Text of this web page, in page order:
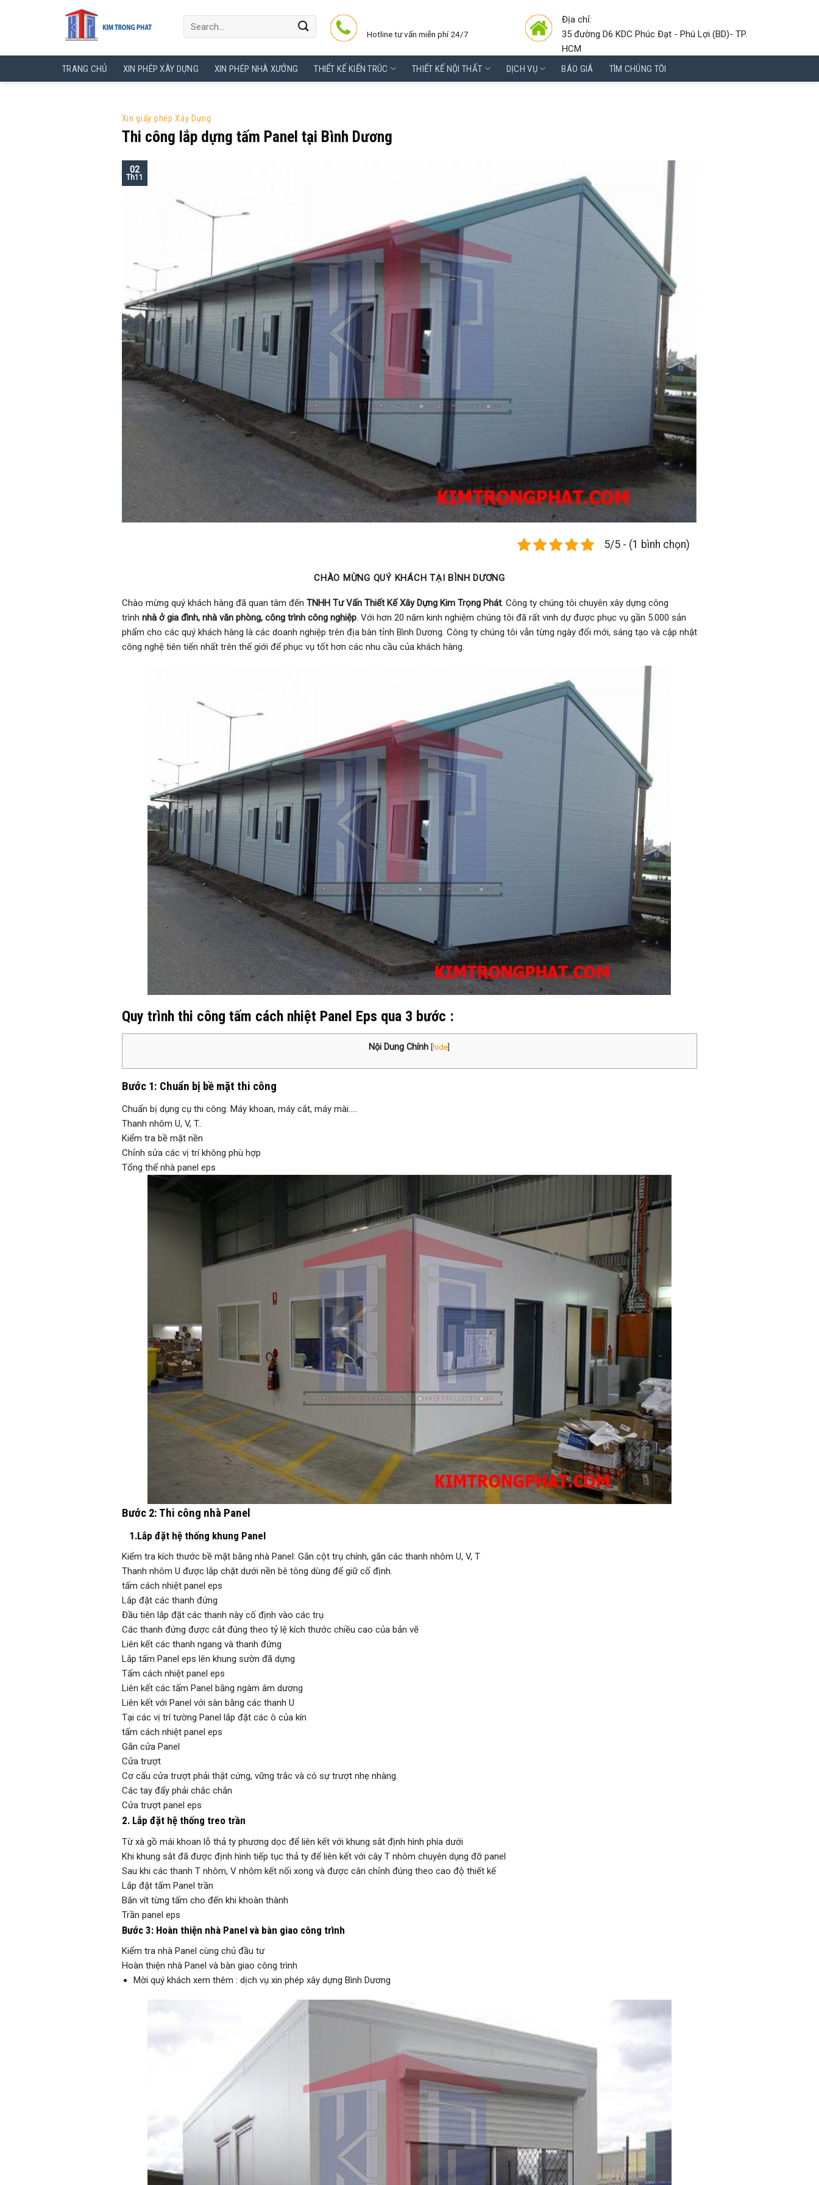
Hotline tư vấn miễn phí 24/7
Địa chỉ:
35 đường D6 KDC Phúc Đạt - Phú Lợi (BD)- TP.
HCM
TRANG CHỦ
XIN PHÉP XÂY DỰNG XIN PHÉP NHÀ XƯỞNG THIẾT KẾ KIẾN TRÚC THIẾT KẾ NỘI THẤT DỊCH VỤ BÁO GIÁ TÌM CHÚNG TÔI
Xin giấy phép Xây Dựng
Thi công lắp dựng tấm Panel tại Bình Dương
02
Th11
5/5 - (1 bình chọn)
CHÀO MỪNG QUÝ KHÁCH TẠI BÌNH DƯƠNG
Chào mừng quý khách hàng đã quan tâm đến TNHH Tư Vấn Thiết Kế Xây Dựng Kim Trọng Phát. Công ty chúng tôi chuyên xây dựng công
trình nhà ở gia đình, nhà văn phòng, công trình công nghiệp. Với hơn 20 năm kinh nghiệm chúng tôi đã rất vinh dự được phục vụ gần 5.000 sản
phẩm cho các quý khách hàng là các doanh nghiệp trên địa bàn tỉnh Bình Dương. Công ty chúng tôi vẫn từng ngày đổi mới, sáng tạo và cập nhật
công nghệ tiên tiến nhất trên thế giới để phục vụ tốt hơn các nhu cầu của khách hàng.
Quy trình thi công tấm cách nhiệt Panel Eps qua 3 bước :
Nội Dung Chính hide
Bước 1: Chuẩn bị bề mặt thi công
Chuẩn bị dụng cụ thi công: Máy khoan, máy cắt, máy mài…..
Thanh nhôm U, V, T..
Kiểm tra bề mặt nền
Chỉnh sửa các vị trí không phù hợp
Tổng thể nhà panel eps
Bước 2: Thi công nhà Panel
1.Lắp đặt hệ thống khung Panel
Kiểm tra kích thước bề mặt bằng nhà Panel: Gắn cột trụ chính, gắn các thanh nhôm U, V, T
Thanh nhôm U được lắp chặt dưới nền bê tông dùng để giữ cố định.
tấm cách nhiệt panel eps
Lắp đặt các thanh đứng
Đầu tiên lắp đặt các thanh này cố định vào các trụ
Các thanh đứng được cắt đúng theo tỷ lệ kích thước chiều cao của bản vẽ
Liên kết các thanh ngang và thanh đứng
Lắp tấm Panel eps lên khung sườn đã dựng
Tấm cách nhiệt panel eps
Liên kết các tấm Panel bằng ngàm âm dương
Liên kết với Panel với sàn bằng các thanh U
Tại các vị trí tường Panel lắp đặt các ô của kín
tấm cách nhiệt panel eps
Gắn cửa Panel
Cửa trượt
Cơ cấu cửa trượt phải thật cứng, vững trắc và có sự trượt nhẹ nhàng.
Các tay đẩy phải chắc chắn
Cửa trượt panel eps
2. Lắp đặt hệ thống treo trần
Từ xà gồ mái khoan lỗ thả ty phương dọc để liên kết với khung sắt định hình phía dưới
Khi khung sắt đã được định hình tiếp tục thả ty để liên kết với cây T nhôm chuyên dụng đỡ panel
Sau khi các thanh T nhôm, V nhôm kết nối xong và được cân chỉnh đúng theo cao độ thiết kế
Lắp đặt tấm Panel trần
Bắn vít từng tấm cho đến khi khoàn thành
Trần panel eps
Bước 3: Hoàn thiện nhà Panel và bàn giao công trình
Kiểm tra nhà Panel cùng chủ đầu tư
Hoàn thiện nhà Panel và bàn giao công trình
Mời quý khách xem thêm : dịch vụ xin phép xây dựng Bình Dương